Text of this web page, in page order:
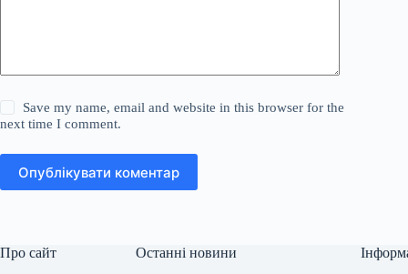
Save my name, email and website in this browser for the
next time I comment.
Опублікувати коментар
Про сайт Останні новини